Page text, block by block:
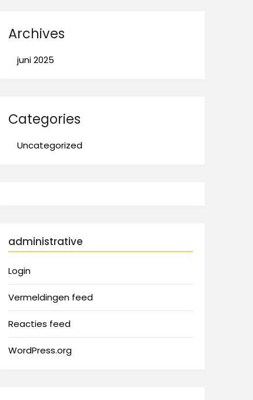
Archives
juni 2025
Categories
Uncategorized
administrative
Login
Vermeldingen feed
Reacties feed
WordPress.org